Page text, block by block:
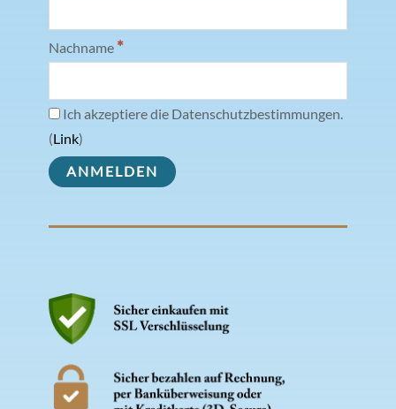
Nachname *
Ich akzeptiere die Datenschutzbestimmungen.
(Link)